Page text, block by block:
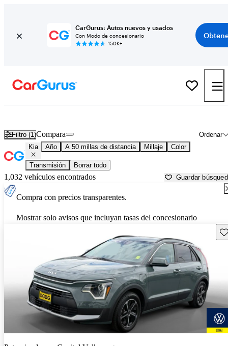
CarGurus: Autos nuevos y usados
Con Modo de concesionario
150K+
Filtro (1) Ordenar
Compara
Kia Año A 50 millas de distancia Millaje Color
Transmisión Borrar todo
1,032 vehículos encontrados Guardar
Compra con precios transparentes.
Mostrar solo avisos que incluyan tasas del concesionario